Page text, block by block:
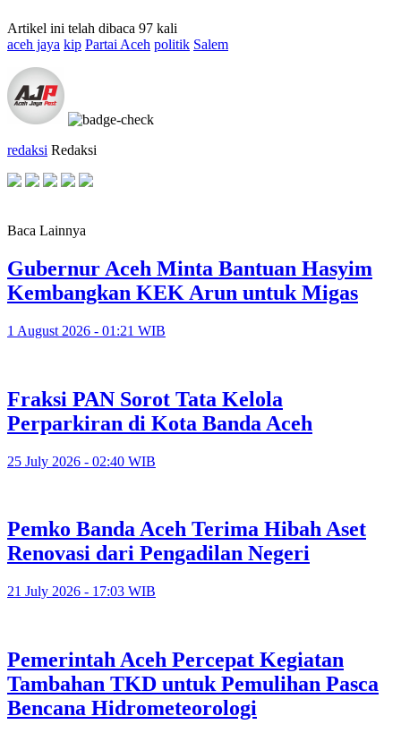
Artikel ini telah dibaca 97 kali
aceh jaya kip Partai Aceh politik Salem
redaksi Redaksi
Baca Lainnya
Gubernur Aceh Minta Bantuan Hasyim
Kembangkan KEK Arun untuk Migas
1 August 2026 - 01:21 WIB
Fraksi PAN Sorot Tata Kelola
Perparkiran di Kota Banda Aceh
25 July 2026 - 02:40 WIB
Pemko Banda Aceh Terima Hibah Aset
Renovasi dari Pengadilan Negeri
21 July 2026 - 17:03 WIB
Pemerintah Aceh Percepat Kegiatan
Tambahan TKD untuk Pemulihan Pasca
Bencana Hidrometeorologi